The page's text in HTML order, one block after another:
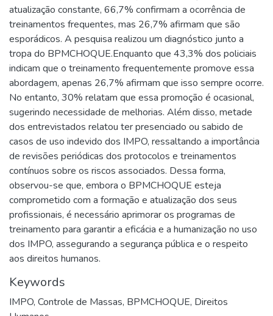
atualização constante, 66,7% confirmam a ocorrência de
treinamentos frequentes, mas 26,7% afirmam que são
esporádicos. A pesquisa realizou um diagnóstico junto a
tropa do BPMCHOQUE.Enquanto que 43,3% dos policiais
indicam que o treinamento frequentemente promove essa
abordagem, apenas 26,7% afirmam que isso sempre ocorre.
No entanto, 30% relatam que essa promoção é ocasional,
sugerindo necessidade de melhorias. Além disso, metade
dos entrevistados relatou ter presenciado ou sabido de
casos de uso indevido dos IMPO, ressaltando a importância
de revisões periódicas dos protocolos e treinamentos
contínuos sobre os riscos associados. Dessa forma,
observou-se que, embora o BPMCHOQUE esteja
comprometido com a formação e atualização dos seus
profissionais, é necessário aprimorar os programas de
treinamento para garantir a eficácia e a humanização no uso
dos IMPO, assegurando a segurança pública e o respeito
aos direitos humanos.
Keywords
IMPO, Controle de Massas, BPMCHOQUE, Direitos